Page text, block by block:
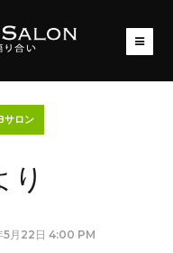
ロン
り
5月22日 4:00 PM